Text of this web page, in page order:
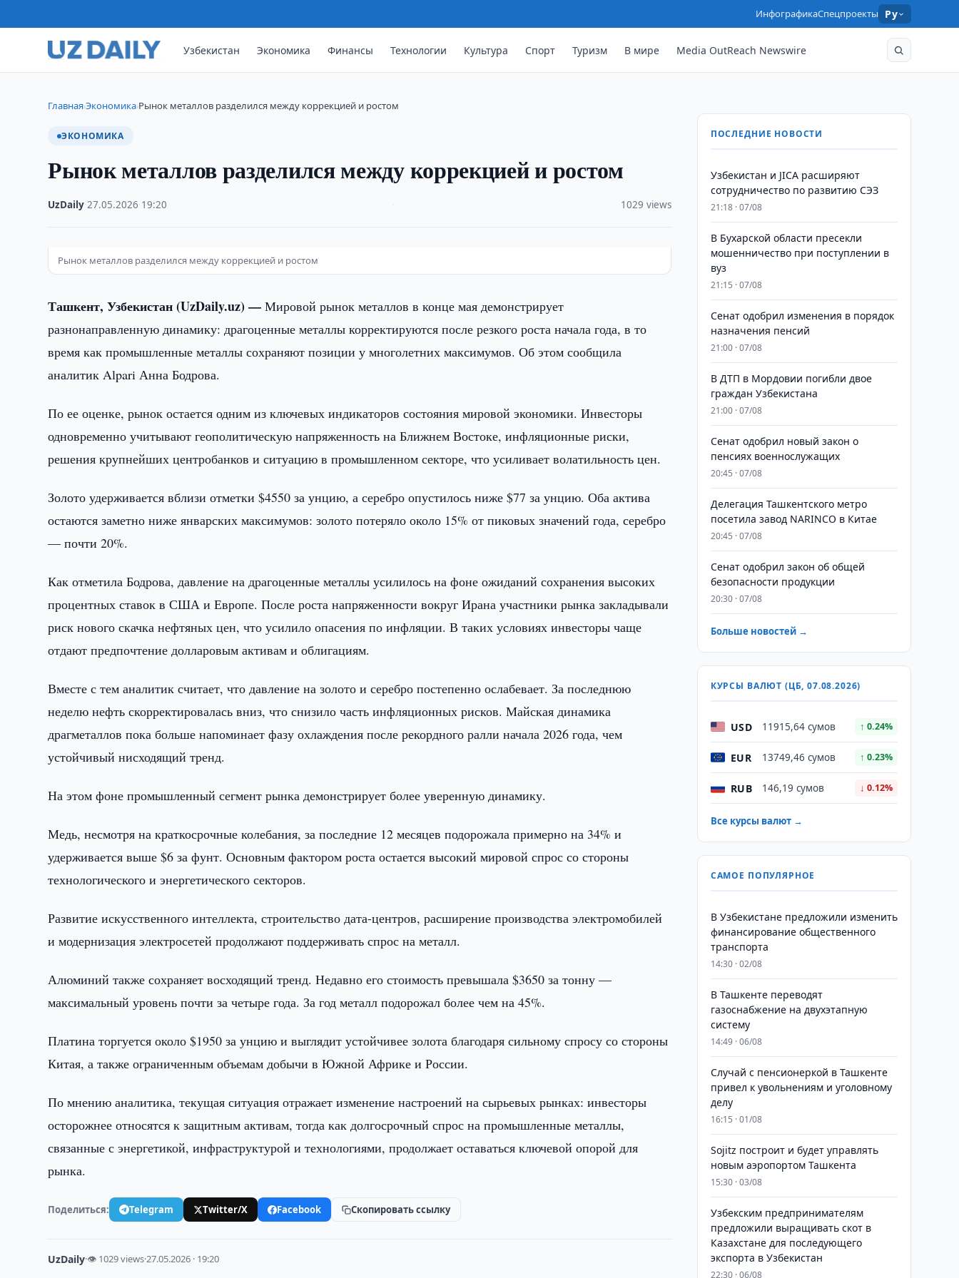
ИнфографикаСпецпроекты Ру
Узбекистан Экономика Финансы Технологии Культура Спорт Туризм В мире Media OutReach Newswire
Главная›Экономика›Рынок металлов разделился между коррекцией и ростом
ЭКОНОМИКА
Рынок металлов разделился между коррекцией и ростом
UzDaily ·27.05.2026 19:20 1029 views
Рынок металлов разделился между коррекцией и ростом
Ташкент, Узбекистан (UzDaily.uz) —Мировой рынок металлов в конце мая демонстрирует
разнонаправленную динамику: драгоценные металлы корректируются после резкого роста начала года, в то
время как промышленные металлы сохраняют позиции у многолетних максимумов. Об этом сообщила
аналитик Alpari Анна Бодрова.
По ее оценке, рынок остается одним из ключевых индикаторов состояния мировой экономики. Инвесторы
одновременно учитывают геополитическую напряженность на Ближнем Востоке, инфляционные риски,
решения крупнейших центробанков и ситуацию в промышленном секторе, что усиливает волатильность цен.
Золото удерживается вблизи отметки $4550 за унцию, а серебро опустилось ниже $77 за унцию. Оба актива
остаются заметно ниже январских максимумов: золото потеряло около 15% от пиковых значений года, серебро
— почти 20%.
Как отметила Бодрова, давление на драгоценные металлы усилилось на фоне ожиданий сохранения высоких
процентных ставок в США и Европе. После роста напряженности вокруг Ирана участники рынка закладывали
риск нового скачка нефтяных цен, что усилило опасения по инфляции. В таких условиях инвесторы чаще
отдают предпочтение долларовым активам и облигациям.
Вместе с тем аналитик считает, что давление на золото и серебро постепенно ослабевает. За последнюю
неделю нефть скорректировалась вниз, что снизило часть инфляционных рисков. Майская динамика
драгметаллов пока больше напоминает фазу охлаждения после рекордного ралли начала 2026 года, чем
устойчивый нисходящий тренд.
На этом фоне промышленный сегмент рынка демонстрирует более уверенную динамику.
Медь, несмотря на краткосрочные колебания, за последние 12 месяцев подорожала примерно на 34% и
удерживается выше $6 за фунт. Основным фактором роста остается высокий мировой спрос со стороны
технологического и энергетического секторов.
Развитие искусственного интеллекта, строительство дата-центров, расширение производства электромобилей
и модернизация электросетей продолжают поддерживать спрос на металл.
Алюминий также сохраняет восходящий тренд. Недавно его стоимость превышала $3650 за тонну —
максимальный уровень почти за четыре года. За год металл подорожал более чем на 45%.
Платина торгуется около $1950 за унцию и выглядит устойчивее золота благодаря сильному спросу со стороны
Китая, а также ограниченным объемам добычи в Южной Африке и России.
По мнению аналитика, текущая ситуация отражает изменение настроений на сырьевых рынках: инвесторы
осторожнее относятся к защитным активам, тогда как долгосрочный спрос на промышленные металлы,
связанные с энергетикой, инфраструктурой и технологиями, продолжает оставаться ключевой опорой для
рынка.
Поделиться: Telegram Twitter/X Facebook Скопировать ссылку
UzDaily·👁 1029 views·27.05.2026 · 19:20
ПОСЛЕДНИЕ НОВОСТИ
Узбекистан и JICA расширяют
сотрудничество по развитию СЭЗ
21:18 · 07/08
В Бухарской области пресекли
мошенничество при поступлении в
вуз
21:15 · 07/08
Сенат одобрил изменения в порядок
назначения пенсий
21:00 · 07/08
В ДТП в Мордовии погибли двое
граждан Узбекистана
21:00 · 07/08
Сенат одобрил новый закон о
пенсиях военнослужащих
20:45 · 07/08
Делегация Ташкентского метро
посетила завод NARINCO в Китае
20:45 · 07/08
Сенат одобрил закон об общей
безопасности продукции
20:30 · 07/08
Больше новостей →
КУРСЫ ВАЛЮТ (ЦБ, 07.08.2026)
USD 11915,64 сумов ↑ 0.24%
EUR 13749,46 сумов ↑ 0.23%
RUB 146,19 сумов ↓ 0.12%
Все курсы валют →
САМОЕ ПОПУЛЯРНОЕ
В Узбекистане предложили изменить
финансирование общественного
транспорта
14:30 · 02/08
В Ташкенте переводят
газоснабжение на двухэтапную
систему
14:49 · 06/08
Случай с пенсионеркой в Ташкенте
привел к увольнениям и уголовному
делу
16:15 · 01/08
Sojitz построит и будет управлять
новым аэропортом Ташкента
15:30 · 03/08
Узбекским предпринимателям
предложили выращивать скот в
Казахстане для последующего
экспорта в Узбекистан
22:30 · 06/08